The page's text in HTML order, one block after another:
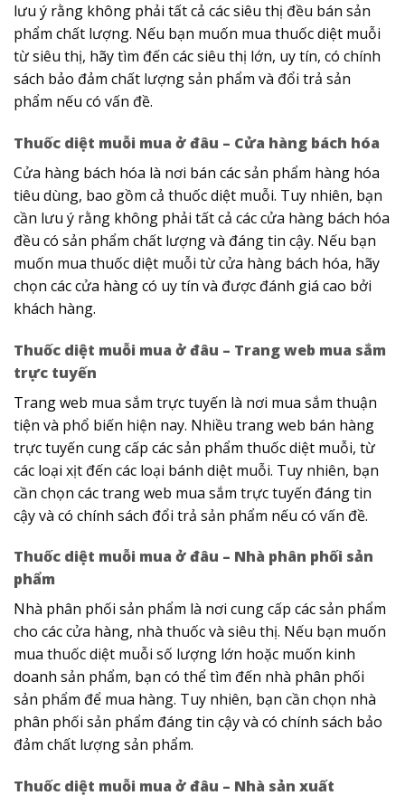
lưu ý rằng không phải tất cả các siêu thị đều bán sản
phẩm chất lượng. Nếu bạn muốn mua thuốc diệt muỗi
từ siêu thị, hãy tìm đến các siêu thị lớn, uy tín, có chính
sách bảo đảm chất lượng sản phẩm và đổi trả sản
phẩm nếu có vấn đề.
Thuốc diệt muỗi mua ở đâu – Cửa hàng bách hóa
Cửa hàng bách hóa là nơi bán các sản phẩm hàng hóa
tiêu dùng, bao gồm cả thuốc diệt muỗi. Tuy nhiên, bạn
cần lưu ý rằng không phải tất cả các cửa hàng bách hóa
đều có sản phẩm chất lượng và đáng tin cậy. Nếu bạn
muốn mua thuốc diệt muỗi từ cửa hàng bách hóa, hãy
chọn các cửa hàng có uy tín và được đánh giá cao bởi
khách hàng.
Thuốc diệt muỗi mua ở đâu – Trang web mua sắm
trực tuyến
Trang web mua sắm trực tuyến là nơi mua sắm thuận
tiện và phổ biến hiện nay. Nhiều trang web bán hàng
trực tuyến cung cấp các sản phẩm thuốc diệt muỗi, từ
các loại xịt đến các loại bánh diệt muỗi. Tuy nhiên, bạn
cần chọn các trang web mua sắm trực tuyến đáng tin
cậy và có chính sách đổi trả sản phẩm nếu có vấn đề.
Thuốc diệt muỗi mua ở đâu – Nhà phân phối sản
phẩm
Nhà phân phối sản phẩm là nơi cung cấp các sản phẩm
cho các cửa hàng, nhà thuốc và siêu thị. Nếu bạn muốn
mua thuốc diệt muỗi số lượng lớn hoặc muốn kinh
doanh sản phẩm, bạn có thể tìm đến nhà phân phối
sản phẩm để mua hàng. Tuy nhiên, bạn cần chọn nhà
phân phối sản phẩm đáng tin cậy và có chính sách bảo
đảm chất lượng sản phẩm.
Thuốc diệt muỗi mua ở đâu – Nhà sản xuất